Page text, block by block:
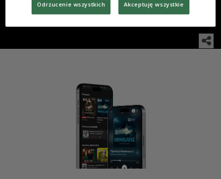
Foto: Piotr Podlewski
Odrzucenie wszystkich Akceptuję wszystkie